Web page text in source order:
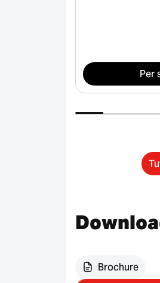
Per
Brochure